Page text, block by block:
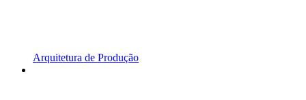
Arquitetura de Produção